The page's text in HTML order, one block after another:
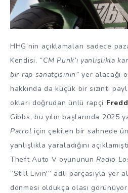
HHG’nin açıklamaları sadece
Kendisi, “CM Punk’ı yanlışlıkla
bir rap sanatçısının” yer alacağı
hakkında da küçük bir sızıntı
okları doğrudan ünlü rapçi
Gibbs, bu yılın başlarında 2025
Patrol için çekilen bir sahnede
yanlışlıkla yaraladığını
Theft Auto V oyunununRadio
“Still Livin'” adlı parçasıyla yer
dönmesi oldukça olası